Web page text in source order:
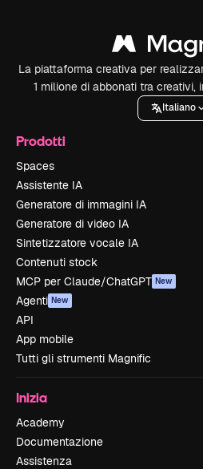
La piattaforma creativa per
1 milione di abbonati tra creativi,
Italiano
Prodotti
Spaces
Assistente IA
Generatore di immagini IA
Generatore di video IA
Sintetizzatore vocale IA
Contenuti stock
MCP per Claude/ChatGPT New
Agenti New
API
App mobile
Tutti gli strumenti Magnific
Inizia
Academy
Documentazione
Assistenza